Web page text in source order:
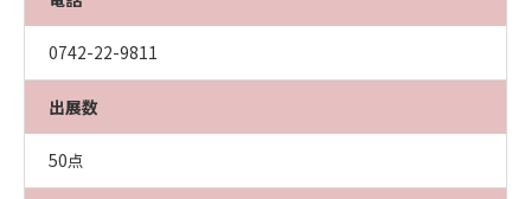
0742-22-9811
出展数
50点